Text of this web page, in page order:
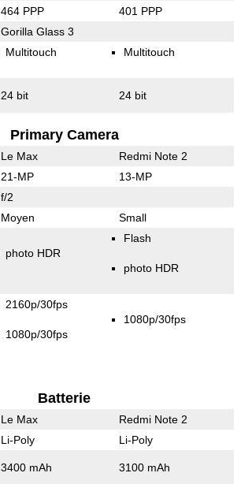
464 PPP 401 PPP
Gorilla Glass 3
Multitouch Multitouch
24 bit 24 bit
Primary Camera
Le Max Redmi Note 2
21-MP 13-MP
f/2
Moyen Small
photo HDR
Flash
photo HDR
2160p/30fps
1080p/30fps
1080p/30fps
Batterie
Le Max Redmi Note 2
Li-Poly Li-Poly
3400 mAh 3100 mAh